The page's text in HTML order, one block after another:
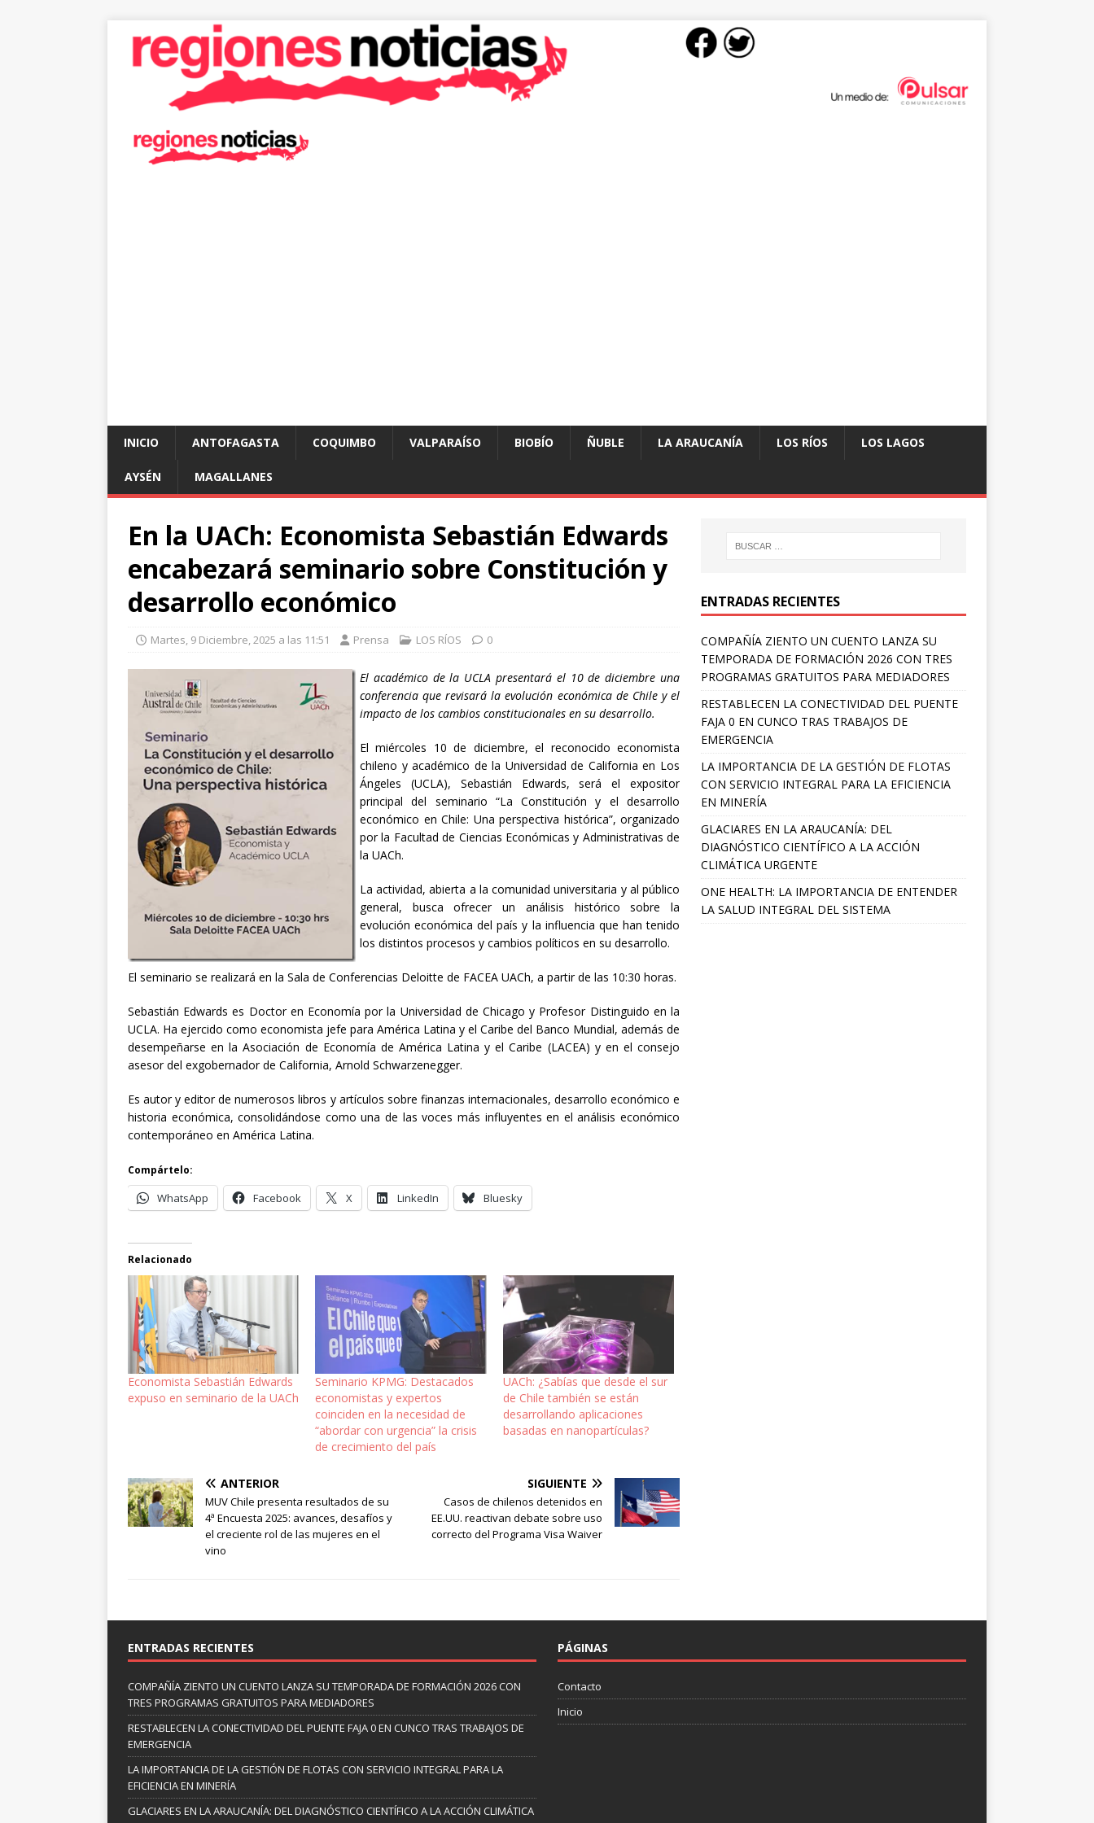
INICIO ANTOFAGASTA COQUIMBO VALPARAÍSO BIOBÍO ÑUBLE LA ARAUCANÍA LOS RÍOS LOS LAGOS
AYSÉN MAGALLANES
En la UACh: Economista Sebastián Edwards
encabezará seminario sobre Constitución y
desarrollo económico
Martes, 9 Diciembre, 2025 a las 11:51 Prensa LOS RÍOS 0
El académico de la UCLA presentará el 10 de diciembre una
conferencia que revisará la evolución económica de Chile y el
impacto de los cambios constitucionales en su desarrollo.
El miércoles 10 de diciembre, el reconocido economista
chileno y académico de la Universidad de California en Los
Ángeles (UCLA), Sebastián Edwards, será el expositor
principal del seminario “La Constitución y el desarrollo
económico en Chile: Una perspectiva histórica”, organizado
por la Facultad de Ciencias Económicas y Administrativas de
la UACh.
La actividad, abierta a la comunidad universitaria y al público
general, busca ofrecer un análisis histórico sobre la
evolución económica del país y la influencia que han tenido
los distintos procesos y cambios políticos en su desarrollo.
El seminario se realizará en la Sala de Conferencias Deloitte de FACEA UACh, a partir de las 10:30 horas.
Sebastián Edwards es Doctor en Economía por la Universidad de Chicago y Profesor Distinguido en la
UCLA. Ha ejercido como economista jefe para América Latina y el Caribe del Banco Mundial, además de
desempeñarse en la Asociación de Economía de América Latina y el Caribe (LACEA) y en el consejo
asesor del exgobernador de California, Arnold Schwarzenegger.
Es autor y editor de numerosos libros y artículos sobre finanzas internacionales, desarrollo económico e
historia económica, consolidándose como una de las voces más influyentes en el análisis económico
contemporáneo en América Latina.
Compártelo:
WhatsApp Facebook X LinkedIn Bluesky
Relacionado
Economista Sebastián Edwards
expuso en seminario de la UACh
Seminario KPMG: Destacados
economistas y expertos
coinciden en la necesidad de
“abordar con urgencia” la crisis
de crecimiento del país
UACh: ¿Sabías que desde el sur
de Chile también se están
desarrollando aplicaciones
basadas en nanopartículas?
ANTERIOR
MUV Chile presenta resultados de su
4ª Encuesta 2025: avances, desafíos y
el creciente rol de las mujeres en el
vino
SIGUIENTE
Casos de chilenos detenidos en
EE.UU. reactivan debate sobre uso
correcto del Programa Visa Waiver
ENTRADAS RECIENTES
COMPAÑÍA ZIENTO UN CUENTO LANZA SU
TEMPORADA DE FORMACIÓN 2026 CON TRES
PROGRAMAS GRATUITOS PARA MEDIADORES
RESTABLECEN LA CONECTIVIDAD DEL PUENTE
FAJA 0 EN CUNCO TRAS TRABAJOS DE
EMERGENCIA
LA IMPORTANCIA DE LA GESTIÓN DE FLOTAS
CON SERVICIO INTEGRAL PARA LA EFICIENCIA
EN MINERÍA
GLACIARES EN LA ARAUCANÍA: DEL
DIAGNÓSTICO CIENTÍFICO A LA ACCIÓN
CLIMÁTICA URGENTE
ONE HEALTH: LA IMPORTANCIA DE ENTENDER
LA SALUD INTEGRAL DEL SISTEMA
ENTRADAS RECIENTES
COMPAÑÍA ZIENTO UN CUENTO LANZA SU TEMPORADA DE FORMACIÓN 2026 CON
TRES PROGRAMAS GRATUITOS PARA MEDIADORES
RESTABLECEN LA CONECTIVIDAD DEL PUENTE FAJA 0 EN CUNCO TRAS TRABAJOS DE
EMERGENCIA
LA IMPORTANCIA DE LA GESTIÓN DE FLOTAS CON SERVICIO INTEGRAL PARA LA
EFICIENCIA EN MINERÍA
GLACIARES EN LA ARAUCANÍA: DEL DIAGNÓSTICO CIENTÍFICO A LA ACCIÓN CLIMÁTICA
PÁGINAS
Contacto
Inicio